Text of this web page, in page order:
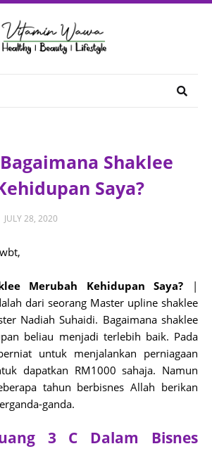
Shaklee
Saya?
JULY 28, 2020
Merubah Kehidupan Saya?
|
dari seorang Master upline shaklee
Nadiah Suhaidi. Bagaimana shaklee
beliau menjadi terlebih baik. Pada
untuk menjalankan perniagaan
dapatkan RM1000 sahaja. Namun
tahun berbisnes Allah berikan
ganda.
3 C Dalam Bisnes